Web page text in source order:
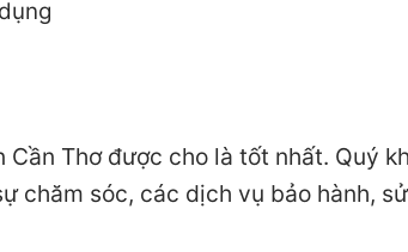
Thơ được cho là tốt nhất. Quý
chăm sóc, các dịch vụ bảo hành,